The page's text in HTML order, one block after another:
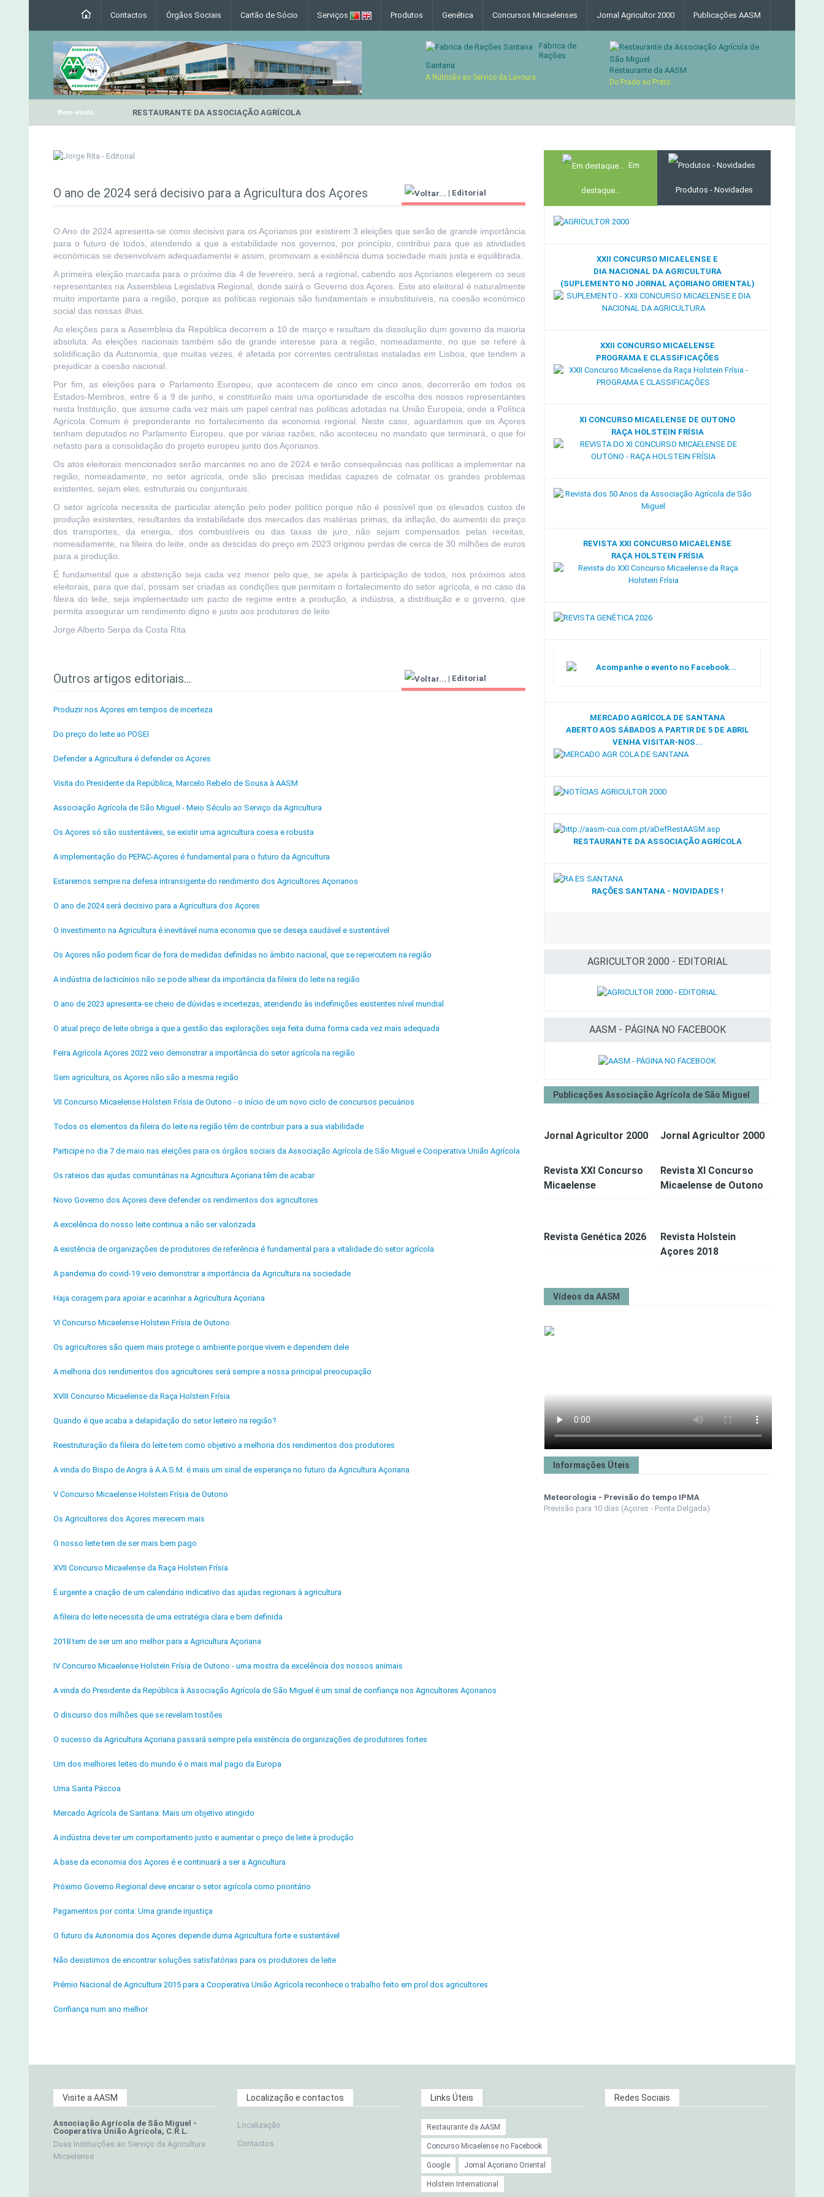
Contactos Órgãos Sociais Cartão de Sócio Serviços Produtos Genética Concursos Micaelenses Jornal Agricultor 2000 Publicações AASM
Fábrica de
Rações
Santana
A Nutrição ao Serviço da Lavoura
Restaurante da AASM
Do Prado ao Prato...
Bem-vindo... RESTAURANTE DA ASSOCIAÇÃO AGRÍCOLA
O ano de 2024 será decisivo para a Agricultura dos Açores | Editorial
O Ano de 2024 apresenta-se como decisivo para os Açorianos por existirem 3 eleições que serão de grande importância
para o futuro de todos, atendendo a que a estabilidade nos governos, por princípio, contribui para que as atividades
económicas se desenvolvam adequadamente e assim, promovam a existência duma sociedade mais justa e equilibrada.
A primeira eleição marcada para o próximo dia 4 de fevereiro, será a regional, cabendo aos Açorianos elegerem os seus
representantes na Assembleia Legislativa Regional, donde sairá o Governo dos Açores. Este ato eleitoral é naturalmente
muito importante para a região, porque as políticas regionais são fundamentais e insubstituíveis, na coesão económico
social das nossas ilhas.
As eleições para a Assembleia da República decorrem a 10 de março e resultam da dissolução dum governo da maioria
absoluta. As eleições nacionais também são de grande interesse para a região, nomeadamente, no que se refere à
solidificação da Autonomia, que muitas vezes, é afetada por correntes centralistas instaladas em Lisboa, que tendem a
prejudicar a coesão nacional.
Por fim, as eleições para o Parlamento Europeu, que acontecem de cinco em cinco anos, decorrerão em todos os
Estados-Membros, entre 6 a 9 de junho, e constituirão mais uma oportunidade de escolha dos nossos representantes
nesta Instituição, que assume cada vez mais um papel central nas políticas adotadas na União Europeia, onde a Política
Agrícola Comum é preponderante no fortalecimento da economia regional. Neste caso, aguardamos que os Açores
tenham deputados no Parlamento Europeu, que por várias razões, não aconteceu no mandato que terminará, o que foi
nefasto para a consolidação do projeto europeu junto dos Açorianos.
Os atos eleitorais mencionados serão marcantes no ano de 2024 e terão consequências nas políticas a implementar na
região, nomeadamente, no setor agrícola, onde são precisas medidas capazes de colmatar os grandes problemas
existentes, sejam eles, estruturais ou conjunturais.
O setor agrícola necessita de particular atenção pelo poder político porque não é possível que os elevados custos de
produção existentes, resultantes da instabilidade dos mercados das matérias primas, da inflação, do aumento do preço
dos transportes, da energia, dos combustíveis ou das taxas de juro, não sejam compensados pelas receitas,
nomeadamente, na fileira do leite, onde as descidas do preço em 2023 originou perdas de cerca de 30 milhões de euros
para a produção.
É fundamental que a abstenção seja cada vez menor pelo que, se apela à participação de todos, nos próximos atos
eleitorais, para que daí, possam ser criadas as condições que permitam o fortalecimento do setor agrícola, e no caso da
fileira do leite, seja implementado um pacto de regime entre a produção, a indústria, a distribuição e o governo, que
permita assegurar um rendimento digno e justo aos produtores de leite.
Jorge Alberto Serpa da Costa Rita
Outros artigos editoriais... | Editorial
Produzir nos Açores em tempos de incerteza
Do preço do leite ao POSEI
Defender a Agricultura é defender os Açores
Visita do Presidente da República, Marcelo Rebelo de Sousa à AASM
Associação Agrícola de São Miguel - Meio Século ao Serviço da Agricultura
Os Açores só são sustentáveis, se existir uma agricultura coesa e robusta
A implementação do PEPAC-Açores é fundamental para o futuro da Agricultura
Estaremos sempre na defesa intransigente do rendimento dos Agricultores Açorianos
O ano de 2024 será decisivo para a Agricultura dos Açores
O investimento na Agricultura é inevitável numa economia que se deseja saudável e sustentável
Os Açores não podem ficar de fora de medidas definidas no âmbito nacional, que se repercutem na região
A indústria de lacticínios não se pode alhear da importância da fileira do leite na região
O ano de 2023 apresenta-se cheio de dúvidas e incertezas, atendendo às indefinições existentes nível mundial
O atual preço de leite obriga a que a gestão das explorações seja feita duma forma cada vez mais adequada
Feira Agrícola Açores 2022 veio demonstrar a importância do setor agrícola na região
Sem agricultura, os Açores não são a mesma região
VII Concurso Micaelense Holstein Frísia de Outono - o início de um novo ciclo de concursos pecuários
Todos os elementos da fileira do leite na região têm de contribuir para a sua viabilidade
Participe no dia 7 de maio nas eleições para os órgãos sociais da Associação Agrícola de São Miguel e Cooperativa União Agrícola
Os rateios das ajudas comunitárias na Agricultura Açoriana têm de acabar
Novo Governo dos Açores deve defender os rendimentos dos agricultores
A excelência do nosso leite continua a não ser valorizada
A existência de organizações de produtores de referência é fundamental para a vitalidade do setor agrícola
A pandemia do covid-19 veio demonstrar a importância da Agricultura na sociedade
Haja coragem para apoiar e acarinhar a Agricultura Açoriana
VI Concurso Micaelense Holstein Frísia de Outono
Os agricultores são quem mais protege o ambiente porque vivem e dependem dele
A melhoria dos rendimentos dos agricultores será sempre a nossa principal preocupação
XVIII Concurso Micaelense da Raça Holstein Frísia
Quando é que acaba a delapidação do setor leiteiro na região?
Reestruturação da fileira do leite tem como objetivo a melhoria dos rendimentos dos produtores
A vinda do Bispo de Angra à A.A.S.M. é mais um sinal de esperança no futuro da Agricultura Açoriana
V Concurso Micaelense Holstein Frísia de Outono
Os Agricultores dos Açores merecem mais
O nosso leite tem de ser mais bem pago
XVII Concurso Micaelense da Raça Holstein Frísia
É urgente a criação de um calendário indicativo das ajudas regionais à agricultura
A fileira do leite necessita de uma estratégia clara e bem definida
2018 tem de ser um ano melhor para a Agricultura Açoriana
IV Concurso Micaelense Holstein Frísia de Outono - uma mostra da excelência dos nossos animais
A vinda do Presidente da República à Associação Agrícola de São Miguel é um sinal de confiança nos Agricultores Açorianos
O discurso dos milhões que se revelam tostões
O sucesso da Agricultura Açoriana passará sempre pela existência de organizações de produtores fortes
Um dos melhores leites do mundo é o mais mal pago da Europa
Uma Santa Páscoa
Mercado Agrícola de Santana: Mais um objetivo atingido
A indústria deve ter um comportamento justo e aumentar o preço de leite à produção
A base da economia dos Açores é e continuará a ser a Agricultura
Próximo Governo Regional deve encarar o setor agrícola como prioritário
Pagamentos por conta: Uma grande injustiça
O futuro da Autonomia dos Açores depende duma Agricultura forte e sustentável
Não desistimos de encontrar soluções satisfatórias para os produtores de leite
Prémio Nacional de Agricultura 2015 para a Cooperativa União Agrícola reconhece o trabalho feito em prol dos agricultores
Confiança num ano melhor
Em
destaque... Produtos - Novidades
XXII CONCURSO MICAELENSE E
DIA NACIONAL DA AGRICULTURA
(SUPLEMENTO NO JORNAL AÇORIANO ORIENTAL)
XXII CONCURSO MICAELENSE
PROGRAMA E CLASSIFICAÇÕES
XI CONCURSO MICAELENSE DE OUTONO
RAÇA HOLSTEIN FRÍSIA
REVISTA XXI CONCURSO MICAELENSE
RAÇA HOLSTEIN FRÍSIA
Acompanhe o evento no Facebook...
MERCADO AGRÍCOLA DE SANTANA
ABERTO AOS SÁBADOS A PARTIR DE 5 DE ABRIL
VENHA VISITAR-NOS...
RESTAURANTE DA ASSOCIAÇÃO AGRÍCOLA
RAÇÕES SANTANA - NOVIDADES !
AGRICULTOR 2000 - EDITORIAL
AASM - PÁGINA NO FACEBOOK
Publicações Associação Agrícola de São Miguel
Jornal Agricultor 2000 Jornal Agricultor 2000
Revista XXI Concurso
Micaelense
Revista XI Concurso
Micaelense de Outono
Revista Genética 2026
Revista Holstein
Açores 2018
Vídeos da AASM
Informações Úteis
Meteorologia - Previsão do tempo IPMA
Previsão para 10 dias (Açores - Ponta Delgada)
Visite a AASM
Associação Agrícola de São Miguel -
Cooperativa União Agrícola, C.R.L.
Duas Instituições ao Serviço da Agricultura
Micaelense
Localização e contactos
Localização
Contactos
Links Úteis
Restaurante da AASM
Concurso Micaelense no Facebook
Google Jornal Açoriano Oriental
Holstein International
Redes Sociais